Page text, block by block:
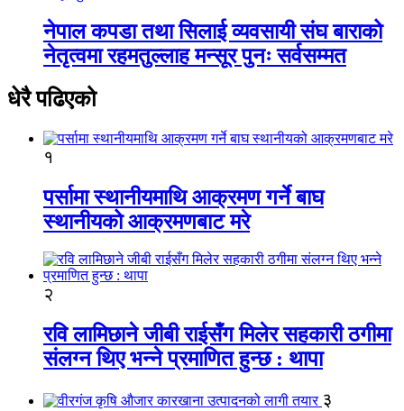
नेपाल कपडा तथा सिलाई व्यवसायी संघ बाराको
नेतृत्वमा रहमतुल्लाह मन्सूर पुनः सर्वसम्मत
धेरै पढिएको
१
पर्सामा स्थानीयमाथि आक्रमण गर्ने बाघ
स्थानीयको आक्रमणबाट मरे
२
रवि लामिछाने जीबी राईसँग मिलेर सहकारी ठगीमा
संलग्न थिए भन्ने प्रमाणित हुन्छ : थापा
३